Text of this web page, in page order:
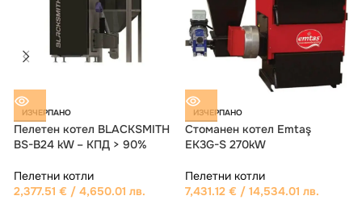
-5%
Пелетен котел Artel Caldaia
Compact 24kW
Пелетни котли
3,742.66 €/ 7,320.01 лв.
-5%
Пелетен котел BLACKSMITH
BS-B45 kW КПД > 90%
Пелетни котли
3,502.35€ / 6,850.00 лв.